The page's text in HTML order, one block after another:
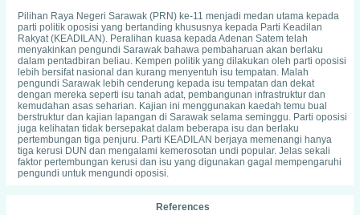
Pilihan Raya Negeri Sarawak (PRN) ke-11 menjadi medan utama kepada
parti politik oposisi yang bertanding khususnya kepada Parti Keadilan
Rakyat (KEADILAN). Peralihan kuasa kepada Adenan Satem telah
menyakinkan pengundi Sarawak bahawa pembaharuan akan berlaku
dalam pentadbiran beliau. Kempen politik yang dilakukan oleh parti oposisi
lebih bersifat nasional dan kurang menyentuh isu tempatan. Malah
pengundi Sarawak lebih cenderung kepada isu tempatan dan dekat
dengan mereka seperti isu tanah adat, pembangunan infrastruktur dan
kemudahan asas seharian. Kajian ini menggunakan kaedah temu bual
berstruktur dan kajian lapangan di Sarawak selama seminggu. Parti oposisi
juga kelihatan tidak bersepakat dalam beberapa isu dan berlaku
pertembungan tiga penjuru. Parti KEADILAN berjaya memenangi hanya
tiga kerusi DUN dan mengalami kemerosotan undi popular. Jelas sekali
faktor pertembungan kerusi dan isu yang digunakan gagal mempengaruhi
pengundi untuk mengundi oposisi.
References